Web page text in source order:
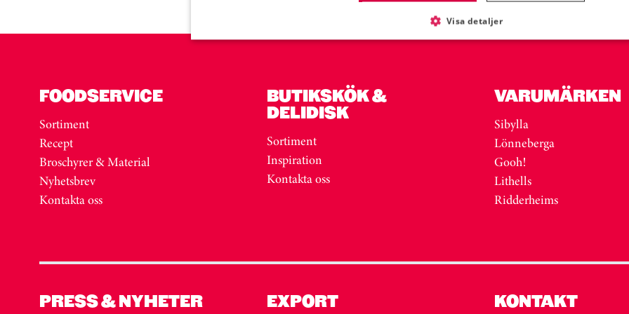
FOODSERVICE
Sortiment
Recept
Broschyrer & Material
Nyhetsbrev
Kontakta oss
BUTIKSKÖK &
DELIDISK
Sortiment
Inspiration
Kontakta oss
VARUMÄRKEN
Sibylla
Lönneberga
Gooh!
Lithells
Ridderheims
PRESS & NYHETER EXPORT KONTAKT
Visa detaljer